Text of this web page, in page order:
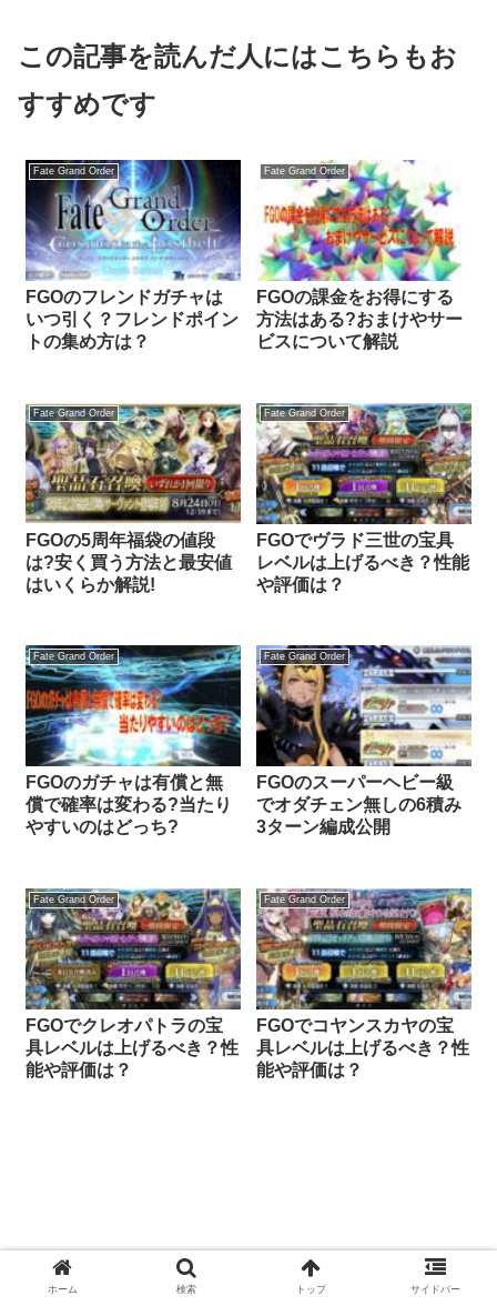
この記事を読んだ人にはこちらもお
すすめです
Fate Grand Order
FGOのフレンドガチャは
いつ引く？フレンドポイン
トの集め方は？
Fate Grand Order
FGOの課金をお得にする
方法はある?おまけやサー
ビスについて解説
Fate Grand Order
FGOの5周年福袋の値段
は?安く買う方法と最安値
はいくらか解説!
Fate Grand Order
FGOでヴラド三世の宝具
レベルは上げるべき？性能
や評価は？
Fate Grand Order
FGOのガチャは有償と無
償で確率は変わる?当たり
やすいのはどっち?
Fate Grand Order
FGOのスーパーヘビー級
でオダチェン無しの6積み
3ターン編成公開
Fate Grand Order
FGOでクレオパトラの宝
具レベルは上げるべき？性
能や評価は？
Fate Grand Order
FGOでコヤンスカヤの宝
具レベルは上げるべき？性
能や評価は？
ホーム 検索 トップ サイドバー